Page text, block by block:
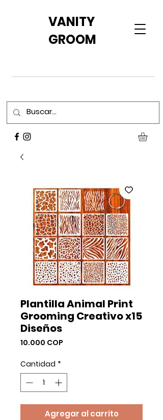
VANITY
GROOM
Plantilla Animal Print
Grooming Creativo x15
Diseños
10.000 COP
Cantidad *
Agregar al carrito